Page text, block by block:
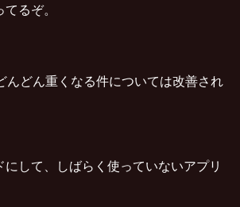
るぞ。
どん重くなる件については改善され
して、しばらく使っていないアプリ